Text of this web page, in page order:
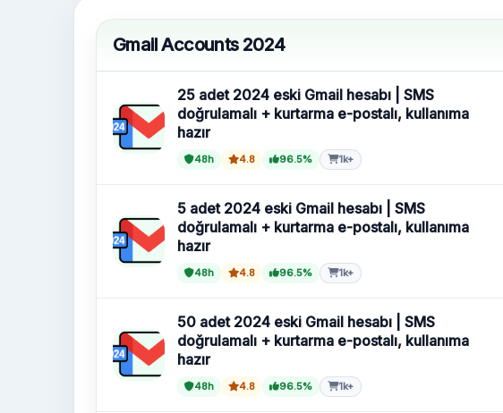
Gmail Accounts 2024
25 adet 2024 eski Gmail hesabı | SMS
doğrulamalı + kurtarma e-postalı, kullanıma
hazır
48h 4.8 96.5% 1k+
5 adet 2024 eski Gmail hesabı | SMS
doğrulamalı + kurtarma e-postalı, kullanıma
hazır
48h 4.8 96.5% 1k+
50 adet 2024 eski Gmail hesabı | SMS
doğrulamalı + kurtarma e-postalı, kullanıma
hazır
48h 4.8 96.5% 1k+